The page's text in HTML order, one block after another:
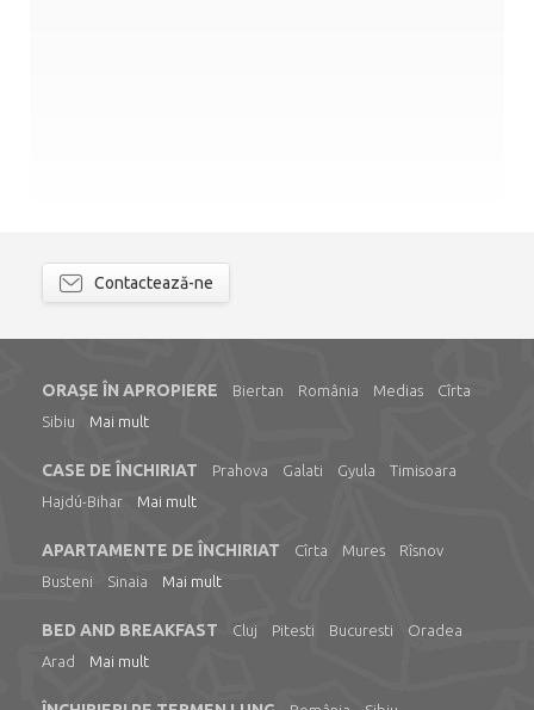
Contactează-ne
ORAȘE ÎN APROPIERE Biertan România Medias
Cîrta
Sibiu
Mai mult
CASE DE ÎNCHIRIAT Prahova Galati Gyula
Timisoara
Hajdú-Bihar
Mai mult
APARTAMENTE DE ÎNCHIRIAT Cîrta Mures
Rîsnov
Busteni
Sinaia Mai mult
BED AND BREAKFAST Cluj Pitesti Bucuresti
Oradea
Arad
Mai mult